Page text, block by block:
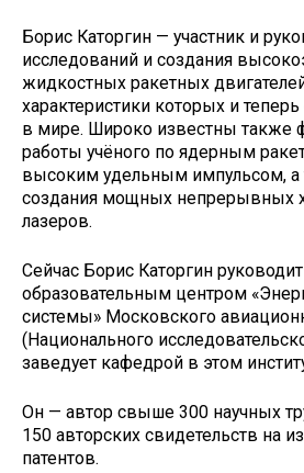
Борис Каторгин — участник и
исследований и создания
жидкостных ракетных
характеристики которых и
в мире. Широко известны также
работы учёного по ядерным
высоким удельным импульсом, а
создания мощных непрерывных
лазеров.
Сейчас Борис Каторгин
образовательным центром
системы» Московского
(Национального
заведует кафедрой в этом
Он — автор свыше 300 научных
150 авторских свидетельств на
патентов.